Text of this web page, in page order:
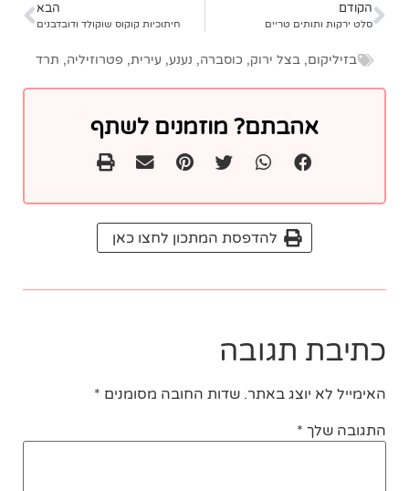
הקודם
סלט ירקות ותותים טריים
הבא
חיתוכיות קוקוס שוקולד ודובדבנים
בזיליקום,בצל ירוק, כוסברה, נענע, עירית, פטרוזיליה, תרד
אהבתם? מוזמנים לשתף
להדפסת המתכון לחצו כאן
כתיבת תגובה
האימייל לא יוצג באתר. שדות החובה מסומנים *
התגובה שלך *